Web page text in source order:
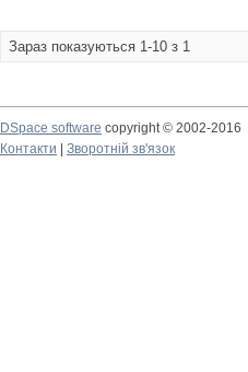
Зараз показуються 1-10 з 1
DSpace software copyright © 2002-2016
Контакти
Зворотній зв'язок